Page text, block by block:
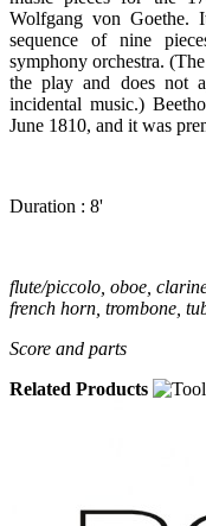
Wolfgang von Goethe.
sequence of nine
symphony orchestra.
the play and does not
incidental music.)
June 1810, and it was
Duration : 8'
flute/piccolo, oboe,
french horn, trombone,
Score and parts
Related Products